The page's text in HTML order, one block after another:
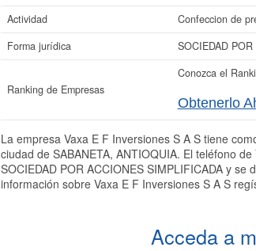
Actividad
Confeccion de
Forma jurídica
SOCIEDAD
Ranking de Empresas
Conozca el
Obtenerlo
La empresa Vaxa E F Inversiones S A S tiene
ciudad de SABANETA, ANTIOQUIA. El teléfono
SOCIEDAD POR ACCIONES SIMPLIFICADA y
información sobre Vaxa E F Inversiones S A S
Acceda a